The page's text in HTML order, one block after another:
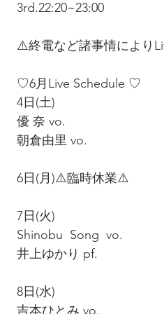
3rd.22:20~23:00
⚠️終電など諸事情により
♡6月Live Schedule ♡
4日(土)
優 奈 vo.
朝倉由里 vo.
6日(月)⚠️臨時休業⚠️
7日(火)
Shinobu  Song  vo.
井上ゆかり pf.
8日(水)
吉本ひとみ vo.